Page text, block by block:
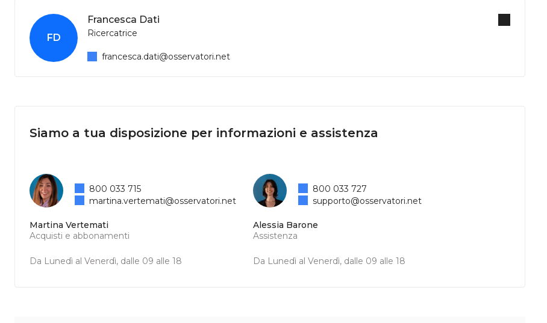
FD
Francesca Dati
Ricercatrice
francesca.dati@osservatori.net
Siamo a tua disposizione per informazioni e assistenza
Martina Vertemati
Acquisti e abbonamenti
Da Lunedì al Venerdì, dalle 09 alle 18
800 033 715
martina.vertemati@osservatori.net
Alessia Barone
Assistenza
Da Lunedì al Venerdì, dalle 09 alle 18
800 033 727
supporto@osservatori.net